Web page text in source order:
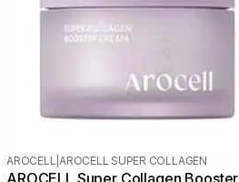
AROCELL AROCELL SUPER COLLAGEN
AROCELL Super Collagen Booster